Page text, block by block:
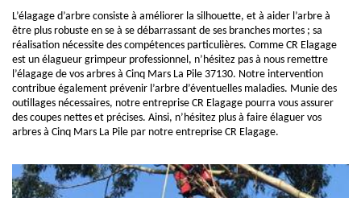
L’élagage d’arbre consiste à améliorer la silhouette, et à aider l’arbre à
être plus robuste en se à se débarrassant de ses branches mortes ; sa
réalisation nécessite des compétences particulières. Comme CR Elagage
est un élagueur grimpeur professionnel, n’hésitez pas à nous remettre
l’élagage de vos arbres à Cinq Mars La Pile 37130. Notre intervention
contribue également prévenir l’arbre d’éventuelles maladies. Munie des
outillages nécessaires, notre entreprise CR Elagage pourra vous assurer
des coupes nettes et précises. Ainsi, n’hésitez plus à faire élaguer vos
arbres à Cinq Mars La Pile par notre entreprise CR Elagage.